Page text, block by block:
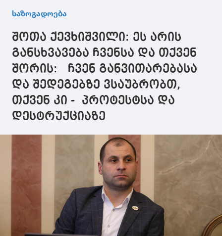
თანამედროვე
არქიტექტურა
ძეგლების
გვერდით - ეს
იქნება ახალი
მიმდინარეობა
თბილისურ
არქიტექტურაში
და ვერ არკვევდე,
რომ თბილისის
აეროპორტი არ
არის თბილისის
მერიის
ორგანიზაცია
ქულების
ასპარეზია -
არანაირი
საზოგადოება
შოთა ქევხიშვილი: ეს არის
განსხვავება ჩვენსა და თქვენ
შორის: ჩვენ განვითარებასა
და შედეგებზე ვსაუბრობთ,
თქვენ კი - პროტესტსა და
დესტრუქციაზე